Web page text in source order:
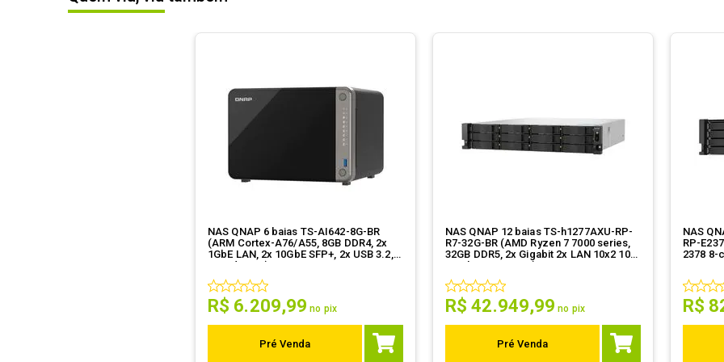
NAS QNAP 6 baias TS-AI642-8G-BR
(ARM Cortex-A76/A55, 8GB DDR4, 2x
1GbE LAN, 2x 10GbE SFP+, 2x USB 3.2,
sem discos)
R$ 6.209,99 no pix
Pré Venda
NAS QNAP 12 baias TS-h1277AXU-RP-
R7-32G-BR (AMD Ryzen 7 7000 series,
32GB DDR5, 2x Gigabit 2x LAN 10x2 10
Gigabit SFP, s/ HD)
R$ 42.949,99 no pix
Pré Venda
NAS
RP-
2378 8-
R$